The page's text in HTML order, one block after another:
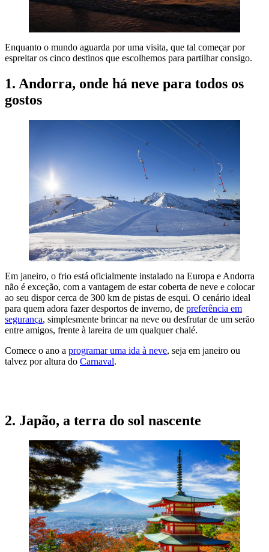
Enquanto o mundo aguarda por uma visita, que tal começar por
espreitar os cinco destinos que escolhemos para partilhar consigo.
1. Andorra, onde há neve para todos os
gostos
Em janeiro, o frio está oficialmente instalado na Europa e Andorra
não é exceção, com a vantagem de estar coberta de neve e colocar
ao seu dispor cerca de 300 km de pistas de esqui. O cenário ideal
para quem adora fazer desportos de inverno, de preferência em
segurança, simplesmente brincar na neve ou desfrutar de um serão
entre amigos, frente à lareira de um qualquer chalé.
Comece o ano a programar uma ida à neve, seja em janeiro ou
talvez por altura do Carnaval.
2. Japão, a terra do sol nascente